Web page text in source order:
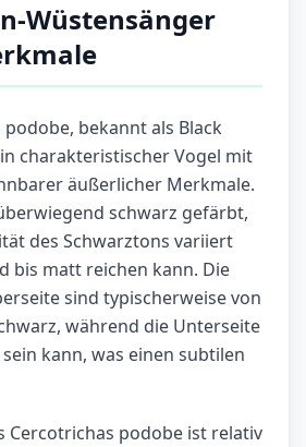
Wüstensänger
bekannt als Black
charakteristischer Vogel mit
äußerlicher Merkmale.
schwarz gefärbt,
des Schwarztons variiert
bis matt reichen kann. Die
sind typischerweise von
während die Unterseite
kann, was einen subtilen
Cercotrichas podobe ist relativ